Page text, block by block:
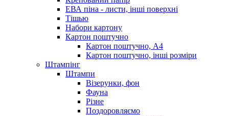
ЕВА піна - листи, інші поверхні
Тішью
Набори картону
Картон поштучно
Картон поштучно, А4
Картон поштучно, інші розміри
Штампінг
Штампи
Візерунки, фон
Фауна
Різне
Поздоровляємо